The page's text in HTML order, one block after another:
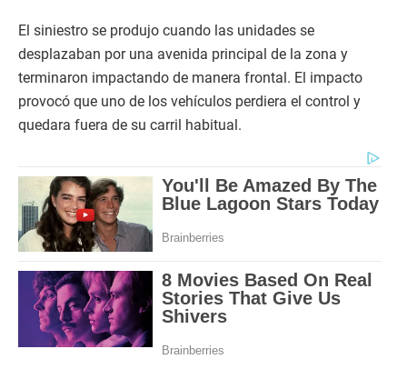
El siniestro se produjo cuando las unidades se
desplazaban por una avenida principal de la zona y
terminaron impactando de manera frontal. El impacto
provocó que uno de los vehículos perdiera el control y
quedara fuera de su carril habitual.